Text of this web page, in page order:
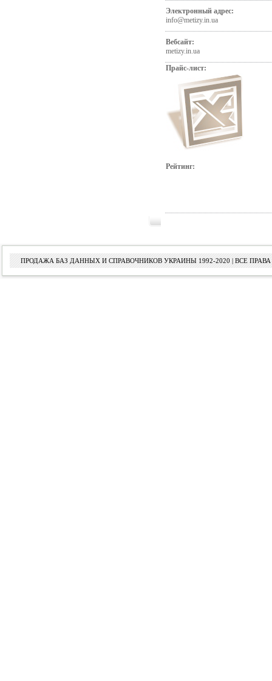
Электронный адрес:
info@metizy.in.ua
Вебсайт:
metizy.in.ua
Прайс-лист:
Рейтинг:
ПРОДАЖА БАЗ ДАННЫХ И СПРАВОЧНИКОВ УКРАИНЫ 1992-2020 | ВСЕ